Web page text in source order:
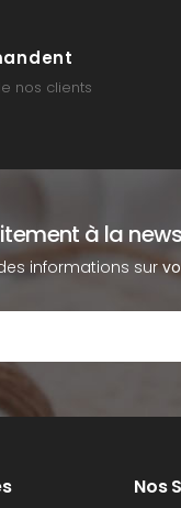
nos clients
à la
informations sur
Nos